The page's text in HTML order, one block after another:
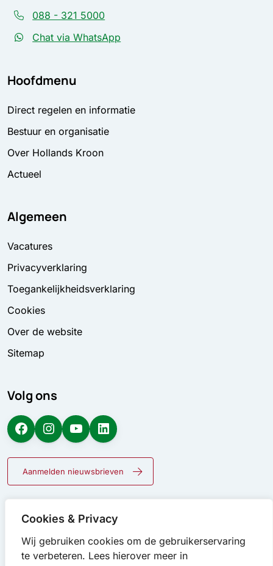
Cookies & Privacy
Wij gebruiken cookies om de gebruikerservaring
te verbeteren. Lees hierover meer in
088 - 321 5000
Chat via WhatsApp
Hoofdmenu
Direct regelen en informatie
Bestuur en organisatie
Over Hollands Kroon
Actueel
Algemeen
Vacatures
Privacyverklaring
Toegankelijkheidsverklaring
Cookies
Over de website
Sitemap
Volg ons
Facebook Instagram YouTube LinkedIn
Aanmelden nieuwsbrieven